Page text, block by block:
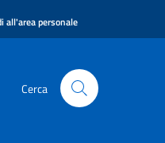
all'area personale
Cerca